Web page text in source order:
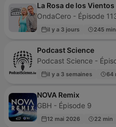
La Rosa de los Vientos
OndaCero - Épisode
il y a 3 jours 245 min
Podcast Science
Podcast Science -
il y a 3 semaines 64
NOVA Remix
GBH - Épisode 9
12 mai 2026 22 min